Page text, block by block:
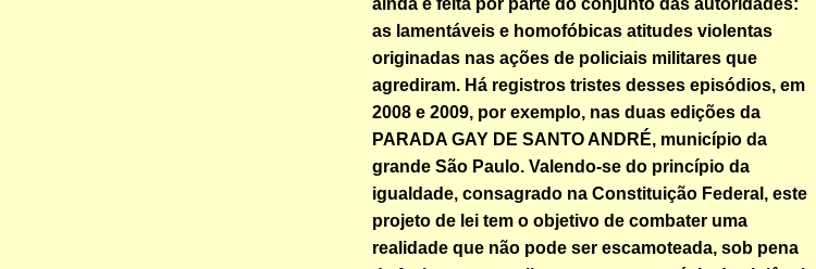
ainda é feita por parte do conjunto das autoridades:
as lamentáveis e homofóbicas atitudes violentas
originadas nas ações de policiais militares que
agrediram. Há registros tristes desses episódios, em
2008 e 2009, por exemplo, nas duas edições da
PARADA GAY DE SANTO ANDRÉ, município da
grande São Paulo. Valendo-se do princípio da
igualdade, consagrado na Constituição Federal, este
projeto de lei tem o objetivo de combater uma
realidade que não pode ser escamoteada, sob pena